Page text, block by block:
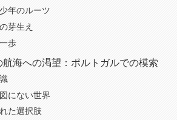
年のルーツ
芽生え
歩
海への渇望：ポルトガルでの模索
にない世界
た選択肢